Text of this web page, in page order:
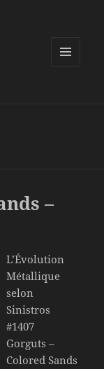
–
L’Évolution
Métallique
selon
Sinistros
#1407
Gorguts –
Colored Sands